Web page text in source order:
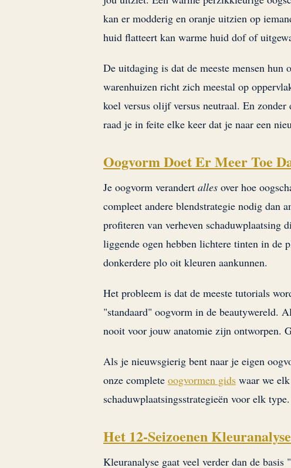
kan er modderig en oranje uitzien op
huid flatteert kan warme huid dof of
De uitdaging is dat de meeste mensen
warenhuizen richt zich meestal op
koel versus olijf versus neutraal. En
raad je in feite elke keer dat je naar een
Oogvorm Doet Er Meer Toe
Je oogvorm verandert alles over hoe
compleet andere blendstrategie nodig dan
profiteren van verheven schaduwplaatsing
liggende ogen hebben lichtere tinten in
donkerdere plo oit kleuren aankunnen.
Het probleem is dat de meeste tutorials
"standaard" oogvorm in de beautywereld.
nooit voor jouw anatomie zijn ontworpen.
Als je nieuwsgierig bent naar je eigen
onze complete oogvormen gids waar we
schaduwplaatsingsstrategieën voor elk type.
Het 12-Seizoenen
Kleuranalyse gaat veel verder dan de